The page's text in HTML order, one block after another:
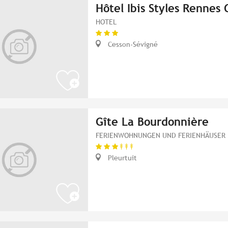
Hôtel Ibis Styles Rennes
HOTEL
Cesson-Sévigné
Gîte La Bourdonnière
FERIENWOHNUNGEN UND FERIENHÄUSER
Pleurtuit